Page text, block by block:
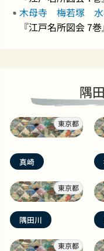
木母寺 梅若塚 水
『江戸名所図会 7巻
隅
東京都
真崎
東京都
隅田川
東京都